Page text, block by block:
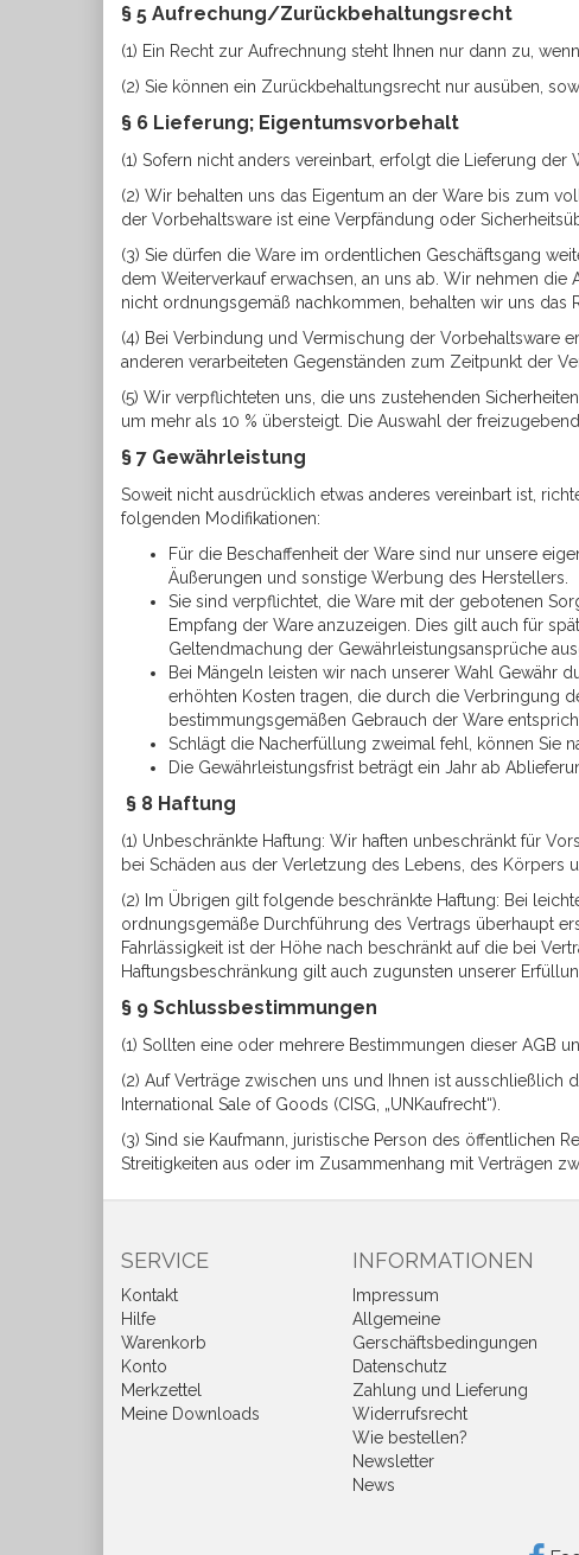
§ 5 Aufrechung/Zurückbehaltungsrecht
(1) Ein Recht zur Aufrechnung steht Ihnen nur dann zu,
(2) Sie können ein Zurückbehaltungsrecht nur ausüben,
§ 6 Lieferung; Eigentumsvorbehalt
(1) Sofern nicht anders vereinbart, erfolgt die Lieferung
(2) Wir behalten uns das Eigentum an der Ware bis zum
der Vorbehaltsware ist eine Verpfändung oder
(3) Sie dürfen die Ware im ordentlichen Geschäftsgang
dem Weiterverkauf erwachsen, an uns ab. Wir nehmen
nicht ordnungsgemäß nachkommen, behalten wir uns das
(4) Bei Verbindung und Vermischung der Vorbehaltsware
anderen verarbeiteten Gegenständen zum Zeitpunkt der
(5) Wir verpflichteten uns, die uns zustehenden
um mehr als 10 % übersteigt. Die Auswahl der
§ 7 Gewährleistung
Soweit nicht ausdrücklich etwas anderes vereinbart ist,
folgenden Modifikationen:
Für die Beschaffenheit der Ware sind nur unsere
Äußerungen und sonstige Werbung des Herstellers.
Sie sind verpflichtet, die Ware mit der gebotenen
Empfang der Ware anzuzeigen. Dies gilt auch für
Geltendmachung der Gewährleistungsansprüche
Bei Mängeln leisten wir nach unserer Wahl Gewähr
erhöhten Kosten tragen, die durch die Verbringung
bestimmungsgemäßen Gebrauch der Ware
Schlägt die Nacherfüllung zweimal fehl, können Sie
Die Gewährleistungsfrist beträgt ein Jahr ab
§ 8 Haftung
(1) Unbeschränkte Haftung: Wir haften unbeschränkt für
bei Schäden aus der Verletzung des Lebens, des Körpers
(2) Im Übrigen gilt folgende beschränkte Haftung: Bei
ordnungsgemäße Durchführung des Vertrags überhaupt
Fahrlässigkeit ist der Höhe nach beschränkt auf die bei
Haftungsbeschränkung gilt auch zugunsten unserer
§ 9 Schlussbestimmungen
(1) Sollten eine oder mehrere Bestimmungen dieser AGB
(2) Auf Verträge zwischen uns und Ihnen ist
International Sale of Goods (CISG, „UNKaufrecht“).
(3) Sind sie Kaufmann, juristische Person des öffentlichen
Streitigkeiten aus oder im Zusammenhang mit Verträgen
SERVICE
Kontakt
Hilfe
Warenkorb
Konto
Merkzettel
Meine Downloads
INFORMATIONEN
Impressum
Allgemeine
Gerschäftsbedingungen
Datenschutz
Zahlung und Lieferung
Widerrufsrecht
Wie bestellen?
Newsletter
News